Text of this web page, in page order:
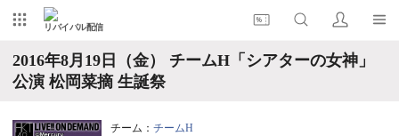
リバイバル配信
2016年8月19日（金） チームH「シアターの女神」
公演 松岡菜摘 生誕祭
チーム： チームH